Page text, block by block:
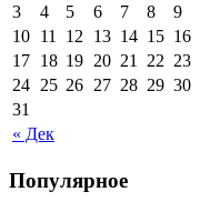
« Дек
3
4 5 6 7 8
9
10 11 12 13 14 15 16
17 18 19 20 21 22 23
24 25 26 27 28 29 30
31
Популярное